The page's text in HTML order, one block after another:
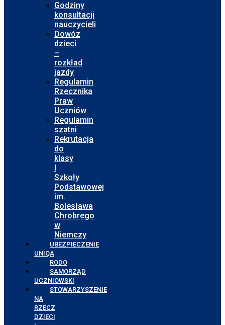
Godziny
konsultacji
nauczycieli
Dowóz
dzieci
–
rozkład
jazdy
Regulamin
Rzecznika
Praw
Uczniów
Regulamin
szatni
Rekrutacja
do
klasy
I
Szkoły
Podstawowej
im.
Bolesława
Chrobrego
w
Niemczy
UBEZPIECZENIE
UNIQA
RODO
SAMORZĄD
UCZNIOWSKI
STOWARZYSZENIE
NA
RZECZ
DZIECI